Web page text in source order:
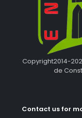
Copyright2014-
de
Contact us for